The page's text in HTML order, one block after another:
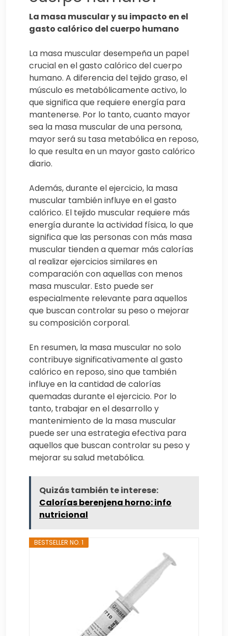
La masa muscular y su impacto en el
gasto calórico del cuerpo humano
La masa muscular desempeña un papel
crucial en el gasto calórico del cuerpo
humano. A diferencia del tejido graso, el
músculo es metabólicamente activo, lo
que significa que requiere energía para
mantenerse. Por lo tanto, cuanto mayor
sea la masa muscular de una persona,
mayor será su tasa metabólica en reposo,
lo que resulta en un mayor gasto calórico
diario.
Además, durante el ejercicio, la masa
muscular también influye en el gasto
calórico. El tejido muscular requiere más
energía durante la actividad física, lo que
significa que las personas con más masa
muscular tienden a quemar más calorías
al realizar ejercicios similares en
comparación con aquellas con menos
masa muscular. Esto puede ser
especialmente relevante para aquellos
que buscan controlar su peso o mejorar
su composición corporal.
En resumen, la masa muscular no solo
contribuye significativamente al gasto
calórico en reposo, sino que también
influye en la cantidad de calorías
quemadas durante el ejercicio. Por lo
tanto, trabajar en el desarrollo y
mantenimiento de la masa muscular
puede ser una estrategia efectiva para
aquellos que buscan controlar su peso y
mejorar su salud metabólica.
Quizás también te interese:
Calorías berenjena horno: info
nutricional
BESTSELLER NO. 1